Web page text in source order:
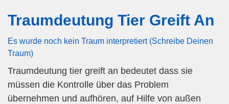
Traumdeutung Tier Greift An
Es wurde noch kein Traum interpretiert (Schreibe Deinen
Traum)
Traumdeutung tier greift an bedeutet dass sie
müssen die Kontrolle über das Problem
übernehmen und aufhören, auf Hilfe von außen